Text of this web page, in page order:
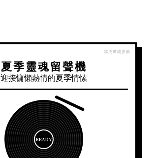
夏季靈魂留聲機
迎接慵懶熱情的夏季情愫
READY